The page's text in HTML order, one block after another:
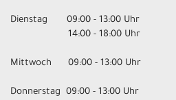
Dienstag 09:00 - 13:00 Uhr
14:00 - 18:00 Uhr
Mittwoch 09:00 - 13:00 Uhr
Donnerstag 09:00 - 13:00 Uhr